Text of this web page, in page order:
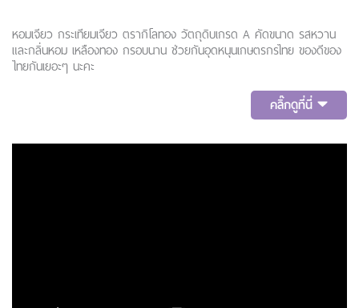
หอมเจียว กระเทียมเจียว ตรากิโลทอง วัตถุดิบเกรด A คัดขนาด รสหวาน
และกลิ่นหอม เหลืองทอง กรอบนาน ช่วยกันอุดหนุนเกษตรกรไทย ของดีของ
ไทยกันเยอะๆ นะคะ
คลิ๊กดูที่นี่